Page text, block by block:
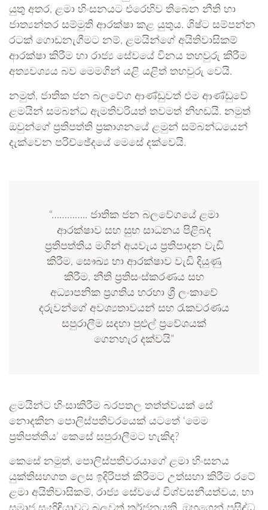
යුතු අතර, ළමා හිංසනයට එරෙහිව තිබෙන නීති හා
ජාත්‍යන්තර සම්මුති ආරක්ෂා කළ යුතුය. ශිෂ්ට සම්පන්න
රටක් ගොඩනැගීමට නම්, ළමයින්ගේ අයිතිවාසිකම්
ආරක්ෂා කිරීම හා රාජ්‍ය සේවයේ විනය තහවුරු කිරීම
අත්‍යවශ්‍යය බව මෙමගින් යළි යළිත් තහවුරු වෙයි.
නමුත්, ජාතික ජන බලවේග ආණ්ඩුවත් එම ආණ්ඩුවේ
ළමයින් සමබන්ධ ඇමතිවරියත් තවමත් නිහඩයි. නමුත්
ඔවුන්ගේ ප්‍රතිපත්ති ප්‍රකාශනයේ ළමුන් සම්බන්ධයෙන්
දැක්වෙන පරිච්ඡේදයේ මෙසේ දක්වෙයි.
“………….. ජාතික ජන බලවේගයේ ළමා
ආරක්ෂාව සහ සුභ සාධනය පිළිබද
ප්‍රතිපත්තිය මගින් අයවැය ප්‍රතිපාදන වැඩි
කිරීම, සෞඛ්‍ය හා ආරක්ෂාව වැඩි දියුණු
කිරීම, නීති ප්‍රතිසංස්කරණය සහ
අධ්‍යාපනික ප්‍රගතිය හරහා ශ්‍රී ලංකාවේ
දරුවන්ගේ අවශ්‍යතාවයන් සහ රැකවරණය
සපුරාලීම සදහා පුළුල් ප්‍රවේශයක්
ගෙනහැර දක්වයි”
ළමයින්ට හිංසාකිරීම බරපතල තත්ත්වයක් සේ
නොදකින පොලිස්පතිවරයෙක් යටතේ ‘මෙම
ප්‍රතිපත්තිය’ කෙසේ සපුරාලීමට හැකිද?
කෙසේ නමුත්, පොලිස්පතිවරයාගේ ළමා හිංසනය
යුක්තිසහගත ලෙස ඉදිරිපත් කිරීමට උත්සහා කිරීම රටේ
ළමා අයිතිවාසිකම්, රාජ්‍ය සේවයේ විශ්වසනීයත්වය, හා